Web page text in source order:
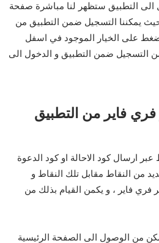
الى التطبيق ستظهر لنا مباشرة صفحة
يمكننا التسجيل ضمن التطبيق من
على الخيار الموجود في اسفل
التسجيل ضمن التطبيق و الدخول الى
فاير من التطبيق
ارسال كود الاحالة او كود الدعوة
من النقاط مقابل تلك النقاط و
فري فاير ، و يكمن القيام بذلك من
من الوصول الى الصفحة الرئيسية